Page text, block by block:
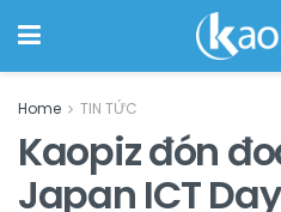
Home TIN TỨC
Kaopiz đón
Japan ICT